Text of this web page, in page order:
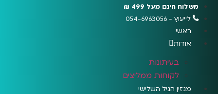
לתוכן
משלוח חינם מעל 499 ₪
לייעוץ - 054-6963056
ראשי
אודות
בעיתונות
לקוחות ממליצים
מגזין הגיל השלישי